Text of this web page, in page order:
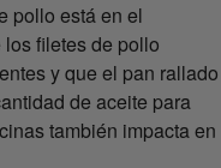
pollo está en el
filetes de pollo
y que el pan rallado
de aceite para
también impacta en